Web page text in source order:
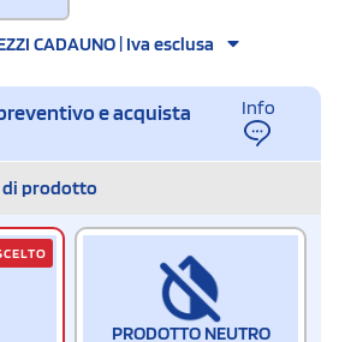
CADAUNO | Iva esclusa
e acquista
Info
di prodotto
PRODOTTO NEUTRO